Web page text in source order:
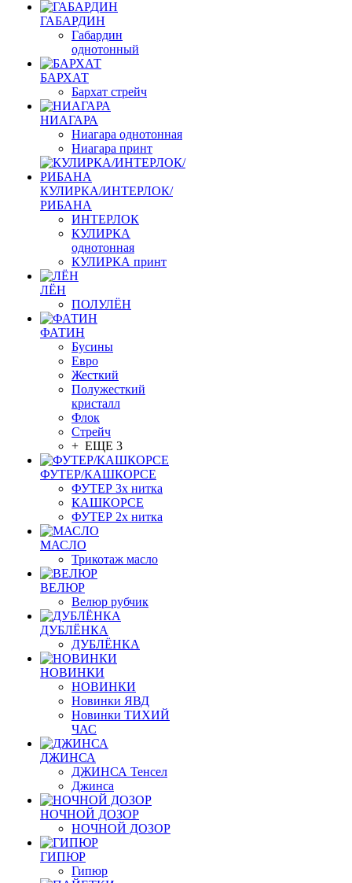
ГАБАРДИН
Габардин
однотонный
БАРХАТ
Бархат стрейч
НИАГАРА
Ниагара однотонная
Ниагара принт
КУЛИРКА/ИНТЕРЛОК/
РИБАНА
ИНТЕРЛОК
КУЛИРКА
однотонная
КУЛИРКА принт
ЛЁН
ПОЛУЛЁН
ФАТИН
Бусины
Евро
Жесткий
Полужесткий
кристалл
Флок
Стрейч
+ ЕЩЕ 3
ФУТЕР/КАШКОРСЕ
ФУТЕР 3х нитка
КАШКОРСЕ
ФУТЕР 2х нитка
МАСЛО
Трикотаж масло
ВЕЛЮР
Велюр рубчик
ДУБЛЁНКА
ДУБЛЁНКА
НОВИНКИ
НОВИНКИ
Новинки ЯВД
Новинки ТИХИЙ
ЧАС
ДЖИНСА
ДЖИНСА Тенсел
Джинса
НОЧНОЙ ДОЗОР
НОЧНОЙ ДОЗОР
ГИПЮР
Гипюр